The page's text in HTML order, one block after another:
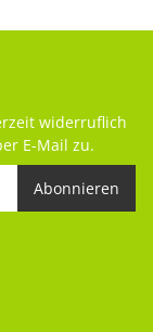
widerruflich
E-Mail zu.
Abonnieren